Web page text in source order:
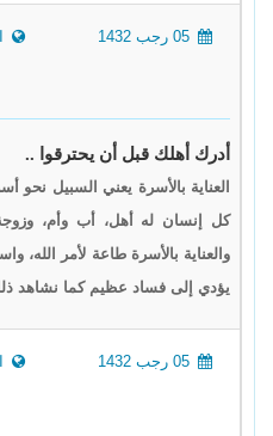
أدرك أهلك قبل أن يحترقوا ..
العناية بالأسرة يعني السبيل
كل إنسان له أهل، أب وأم، وزوجة
والعناية بالأسرة طاعة لأمر الله،
يؤدي إلى فساد عظيم كما نشاهد